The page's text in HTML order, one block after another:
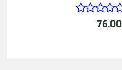
76.00